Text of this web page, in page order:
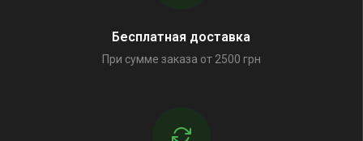
Бесплатная доставка
При сумме заказа от 2500 грн